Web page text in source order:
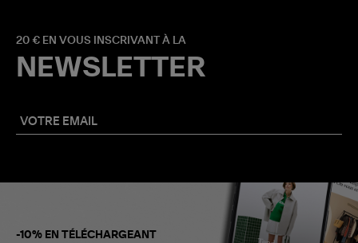
20 € EN VOUS INSCRIVANT À LA
NEWSLETTER
-10% EN TÉLÉCHARGEANT